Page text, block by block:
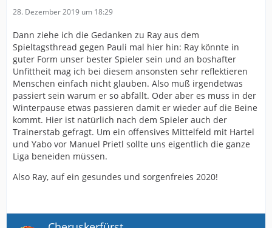
28. Dezember 2019 um 18:29
Dann ziehe ich die Gedanken zu Ray aus dem
Spieltagsthread gegen Pauli mal hier hin: Ray könnte in
guter Form unser bester Spieler sein und an boshafter
Unfittheit mag ich bei diesem ansonsten sehr reflektieren
Menschen einfach nicht glauben. Also muß irgendetwas
passiert sein warum er so abfällt. Oder aber es muss in der
Winterpause etwas passieren damit er wieder auf die Beine
kommt. Hier ist natürlich nach dem Spieler auch der
Trainerstab gefragt. Um ein offensives Mittelfeld mit Hartel
und Yabo vor Manuel Prietl sollte uns eigentlich die ganze
Liga beneiden müssen.
Also Ray, auf ein gesundes und sorgenfreies 2020!